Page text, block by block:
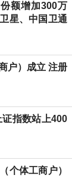
额增加300万
星、中国卫通
户）成立 注册
证指数站上400
个体工商户）